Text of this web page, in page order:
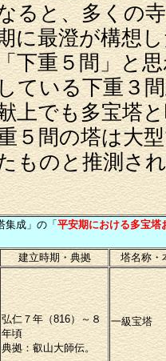
ると、多くの
に最澄が構想
下重５間」と
ている下重３
上でも多宝塔
５間の塔は大
ものと推測さ
集成」の「 平安期における多宝塔
建立時期・典拠 塔名称・
弘仁７年（816）～８
年頃
典拠：叡山大師伝。
一級宝塔